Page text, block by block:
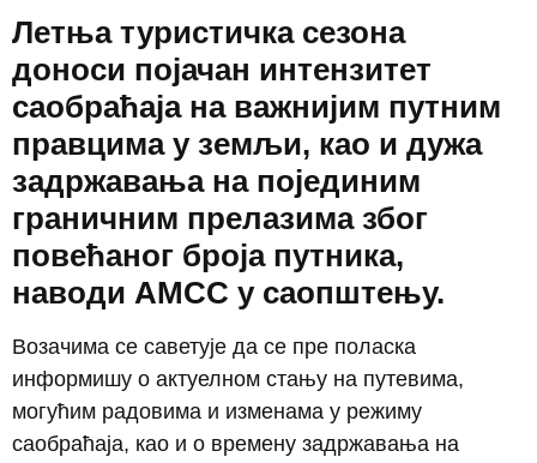
Летња туристичка сезона
доноси појачан интензитет
саобраћаја на важнијим путним
правцима у земљи, као и дужа
задржавања на појединим
граничним прелазима због
повећаног броја путника,
наводи АМСС у саопштењу.
Возачима се саветује да се пре поласка
информишу о актуелном стању на путевима,
могућим радовима и изменама у режиму
саобраћаја, као и о времену задржавања на